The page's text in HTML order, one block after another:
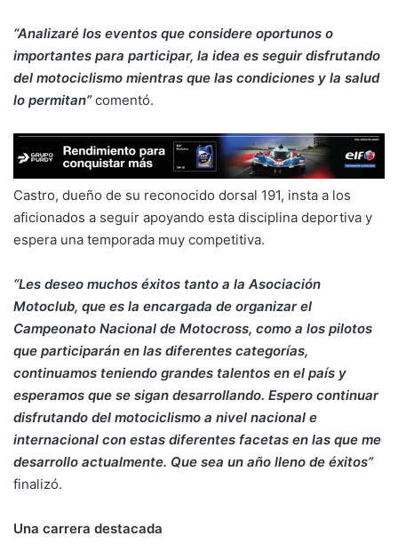
“Analizaré los eventos que considere oportunos o
importantes para participar, la idea es seguir disfrutando
del motociclismo mientras que las condiciones y la salud
lo permitan”comentó.
Castro, dueño de su reconocido dorsal 191, insta a los
aficionados a seguir apoyando esta disciplina deportiva y
espera una temporada muy competitiva.
“Les deseo muchos éxitos tanto a la Asociación
Motoclub, que es la encargada de organizar el
Campeonato Nacional de Motocross, como a los pilotos
que participarán en las diferentes categorías,
continuamos teniendo grandes talentos en el país y
esperamos que se sigan desarrollando. Espero continuar
disfrutando del motociclismo a nivel nacional e
internacional con estas diferentes facetas en las que me
desarrollo actualmente. Que sea un año lleno de éxitos”
finalizó.
Una carrera destacada